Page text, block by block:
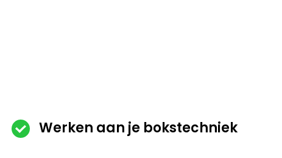
Werken aan je bokstechniek